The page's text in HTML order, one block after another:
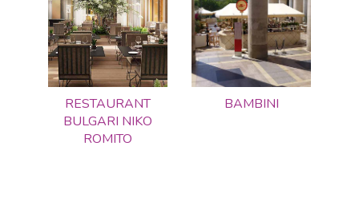
RESTAURANT
BULGARI NIKO
ROMITO
BAMBINI